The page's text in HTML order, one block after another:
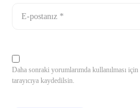
Daha sonraki yorumlarımda kullanılması
tarayıcıya kaydedilsin.